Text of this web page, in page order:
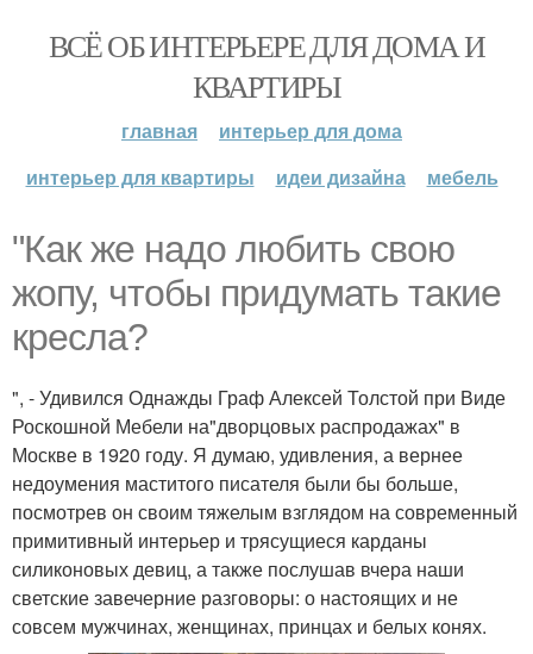
ВСЁ ОБ ИНТЕРЬЕРЕ ДЛЯ ДОМА И
КВАРТИРЫ
главная
интерьер для дома
интерьер для квартиры
идеи дизайна мебель
"Как же надо любить свою
жопу, чтобы придумать такие
кресла?
", - Удивился Однажды Граф Алексей Толстой при Виде
Роскошной Мебели на"дворцовых распродажах" в
Москве в 1920 году. Я думаю, удивления, а вернее
недоумения маститого писателя были бы больше,
посмотрев он своим тяжелым взглядом на современный
примитивный интерьер и трясущиеся карданы
силиконовых девиц, а также послушав вчера наши
светские завечерние разговоры: о настоящих и не
совсем мужчинах, женщинах, принцах и белых конях.